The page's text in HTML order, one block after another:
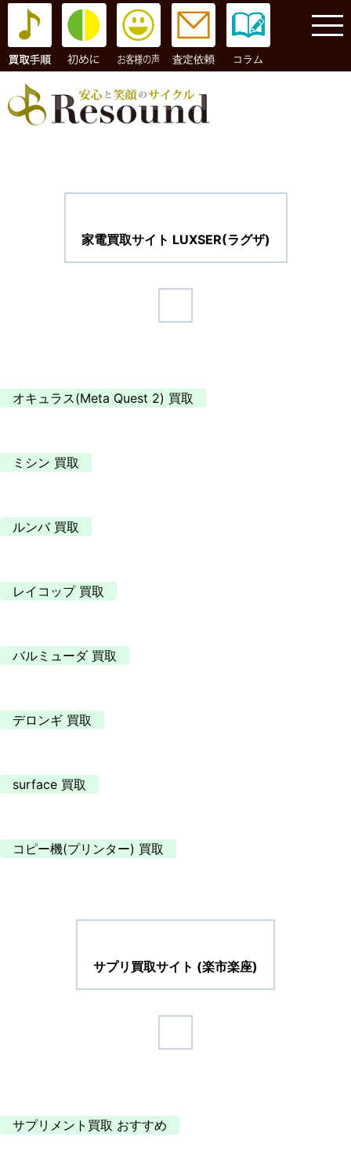
コラム
家電買取サイト LUXSER(ラグザ)
オキュラス(Meta Quest 2) 買取
ミシン 買取
ルンバ 買取
レイコップ 買取
バルミューダ 買取
デロンギ 買取
surface 買取
コピー機(プリンター) 買取
サプリ買取サイト (楽市楽座)
サプリメント買取 おすすめ